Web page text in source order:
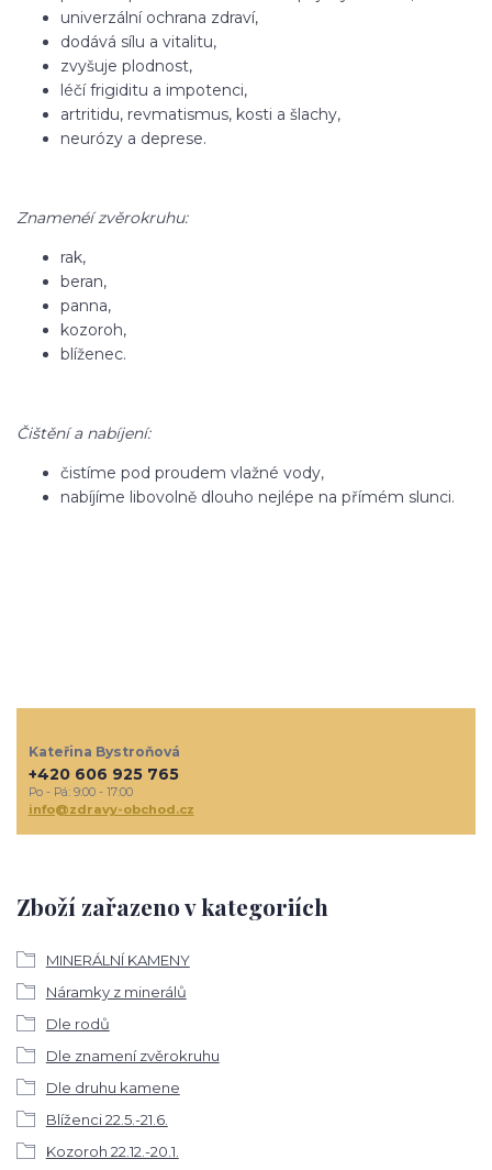
univerzální ochrana zdraví,
dodává sílu a vitalitu,
zvyšuje plodnost,
léčí frigiditu a impotenci,
artritidu, revmatismus, kosti a šlachy,
neurózy a deprese.
Znamenéí zvěrokruhu:
rak,
beran,
panna,
kozoroh,
blíženec.
Čištění a nabíjení:
čistíme pod proudem vlažné vody,
nabíjíme libovolně dlouho nejlépe na přímém slunci.
Zboží zařazeno v kategoriích
MINERÁLNÍ KAMENY
Náramky z minerálů
Dle rodů
Dle znamení zvěrokruhu
Dle druhu kamene
Blíženci 22.5.-21.6.
Kozoroh 22.12.-20.1.
Kateřina Bystroňová
+420 606 925 765
Po - Pá: 9:00 - 17:00
info@zdravy-obchod.cz